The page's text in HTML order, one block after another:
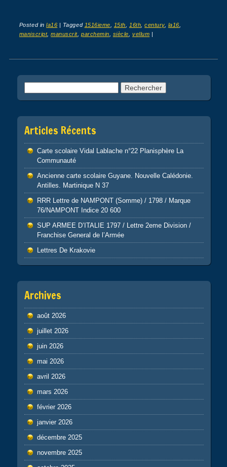
Posted inla16 | Tagged 1516ieme 15th 16th ,century, la16
maniscript,manuscrit,parchemin siècle ,vellum |
Post navigation
Articles Récents
Carte scolaire Vidal Lablache n°22 Planisphère La
Communauté
Ancienne carte scolaire Guyane. Nouvelle Calédonie.
Antilles. Martinique N 37
RRR Lettre de NAMPONT (Somme) / 1798 / Marque
76/NAMPONT Indice 20 600
SUP ARMEE D’ITALIE 1797 / Lettre 2eme Division /
Franchise General de l’Armée
Lettres De Krakovie
Archives
août 2026
juillet 2026
juin 2026
mai 2026
avril 2026
mars 2026
février 2026
janvier 2026
décembre 2025
novembre 2025